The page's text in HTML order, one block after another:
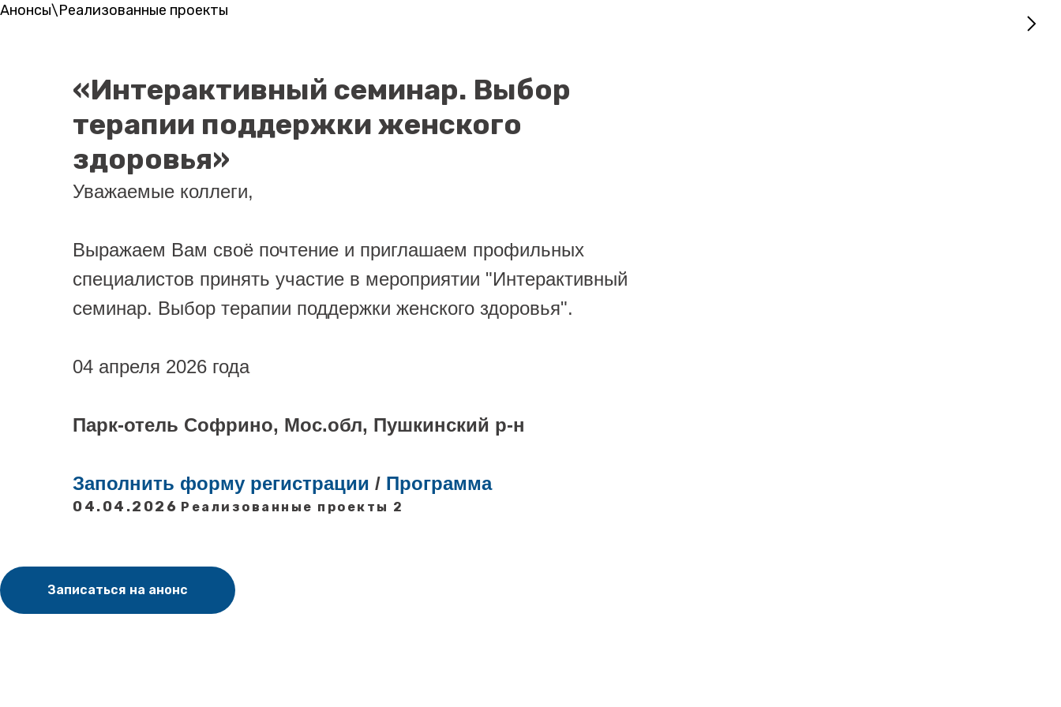
Анонсы\Реализованные проекты
«Интерактивный семинар. Выбор
терапии поддержки женского
здоровья»
Уважаемые коллеги,
Выражаем Вам своё почтение и приглашаем профильных
специалистов принять участие в мероприятии "Интерактивный
семинар. Выбор терапии поддержки женского здоровья".
04 апреля 2026 года
Парк-отель Софрино, Мос.обл, Пушкинский р-н
Заполнить форму регистрации / Программа
04.04.2026 Реализованные проекты 2
Записаться на анонс